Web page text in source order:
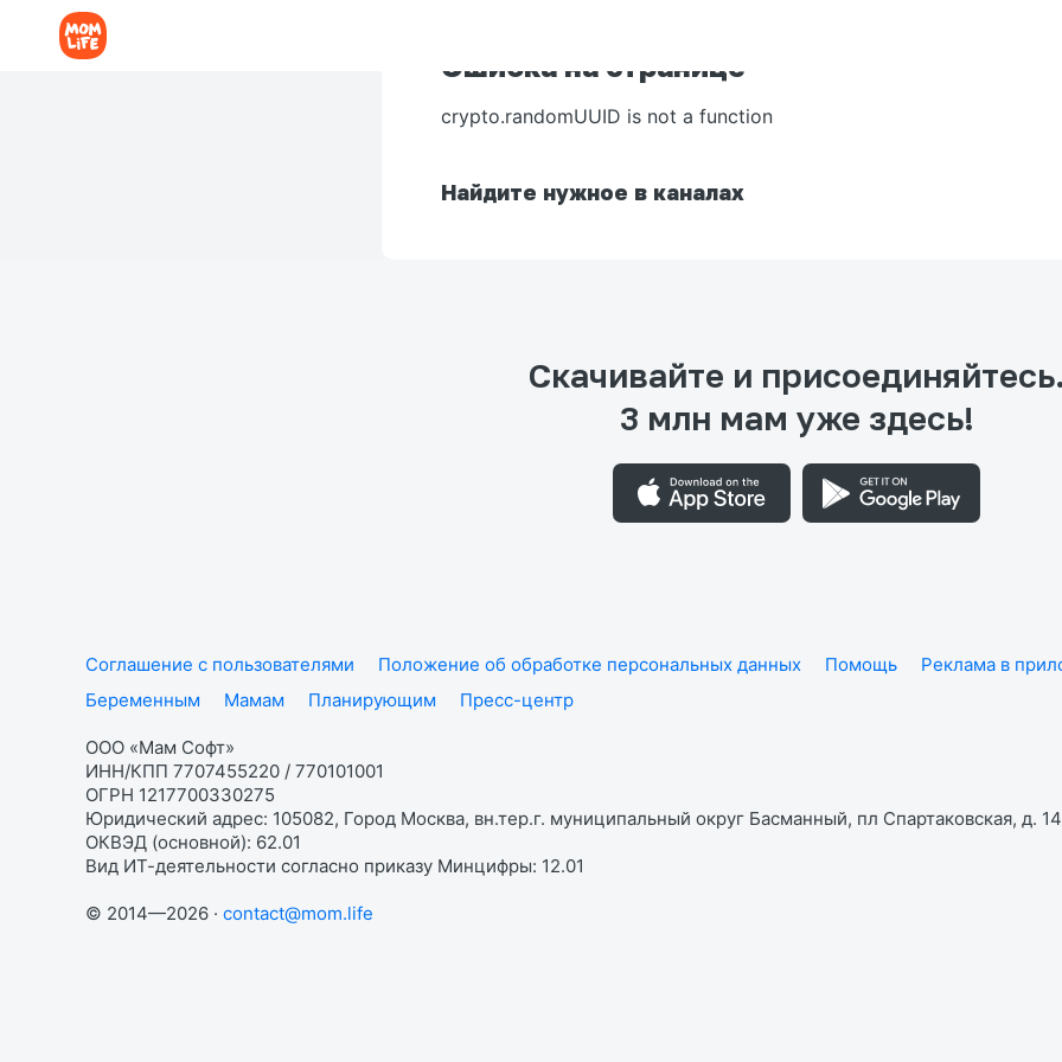
Ошибка на странице
crypto.randomUUID is not a function
Найдите нужное в каналах
Скачивайте и присоединяйтесь.
3 млн мам уже здесь!
Соглашение с пользователями Положение об обработке персональных данных Помощь Реклама в
Беременным
Мамам Планирующим Пресс-центр
ООО «Мам Софт»
ИНН/КПП 7707455220 / 770101001
ОГРН 1217700330275
Юридический адрес: 105082, Город Москва, вн.тер.г. муниципальный округ Басманный, пл Спартаковская, д.
ОКВЭД (основной): 62.01
Вид ИТ-деятельности согласно приказу Минцифры: 12.01
© 2014—2026 · contact@mom.life